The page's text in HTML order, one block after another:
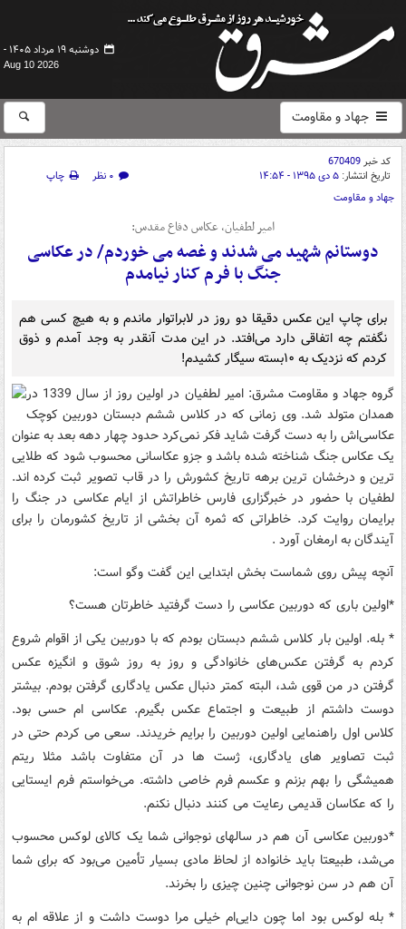
دوشنبه ۱۹ مرداد ۱۴۰۵ -
Aug 10 2026
جهاد و مقاومت
کد خبر670409
تاریخ انتشار: ۵ دی ۱۳۹۵ - ۱۴:۵۴ ۰ نظر
چاپ
جهاد و مقاومت
امیر لطفیان، عکاس دفاع مقدس:
دوستانم شهید می شدند و غصه می خوردم/ در عکاسی
جنگ با فرم کنار نیامدم
برای چاپ این عکس دقیقا دو روز در لابراتوار ماندم و به هیچ کسی هم
نگفتم چه اتفاقی دارد می‌افتد. در این مدت آنقدر به وجد آمدم و ذوق
کردم که نزدیک به ۱۰بسته سیگار کشیدم!
گروه جهاد و مقاومت مشرق:
امیر لطفیان در اولین روز از سال 1339 در
همدان متولد شد. وی زمانی که در کلاس ششم دبستان دوربین کوچک
عکاسی‌اش را به دست گرفت شاید فکر نمی‌کرد حدود چهار دهه بعد به عنوان
یک عکاس جنگ شناخته شده باشد و جزو عکاسانی محسوب شود که طلایی
ترین و درخشان ترین برهه تاریخ کشورش را در قاب تصویر ثبت کرده اند.
لطفیان با حضور در خبرگزاری فارس خاطراتش از ایام عکاسی در جنگ را
برایمان روایت کرد. خاطراتی که ثمره آن بخشی از تاریخ کشورمان را برای
آیندگان به ارمغان آورد .
آنچه پیش روی شماست بخش ابتدایی این گفت وگو است:
*اولین باری که دوربین عکاسی را دست گرفتید خاطرتان هست؟
* بله. اولین بار کلاس ششم دبستان بودم که با دوربین یکی از اقوام شروع
کردم به گرفتن عکس‌های خانوادگی و روز به روز شوق و انگیزه عکس
گرفتن در من قوی شد، البته کمتر دنبال عکس یادگاری گرفتن بودم. بیشتر
دوست داشتم از طبیعت و اجتماع عکس بگیرم. عکاسی ام حسی بود.
کلاس اول راهنمایی اولین دوربین را برایم خریدند. سعی می کردم حتی در
ثبت تصاویر های یادگاری، ژست ها در آن متفاوت باشد مثلا ریتم
همیشگی را بهم بزنم و عکسم فرم خاصی داشته. می‌خواستم فرم ایستایی
را که عکاسان قدیمی رعایت می کنند دنبال نکنم.
*دوربین عکاسی آن هم در سالهای نوجوانی شما یک کالای لوکس محسوب
می‌شد، طبیعتا باید خانواده از لحاظ مادی بسیار تأمین می‌بود که برای شما
آن هم در سن نوجوانی چنین چیزی را بخرند.
* بله لوکس بود اما چون دایی‌ام خیلی مرا دوست داشت و از علاقه ام به